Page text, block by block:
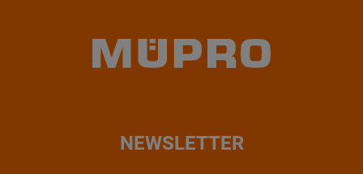
NEWSLETTER